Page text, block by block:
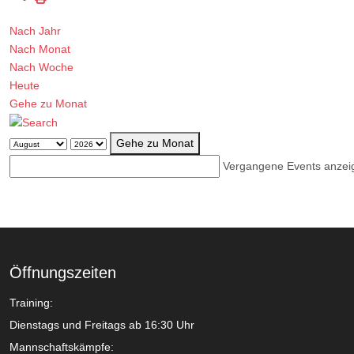
Nach Jahr
Nach Monat
Nach Woche
Heute
Gehe zu Monat
Gehe zu Monat
Vergangene Events
Öffnungszeiten
Training:
Dienstags und Freitags ab 16:30 Uhr
Mannschaftskämpfe: